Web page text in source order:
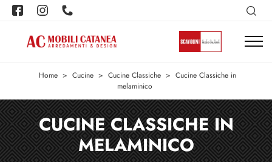
Home > Cucine > Cucine Classiche > Cucine Classiche in
melaminico
CUCINE CLASSICHE IN
MELAMINICO